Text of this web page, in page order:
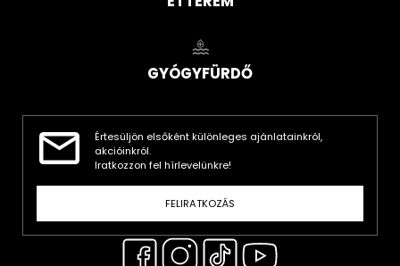
GYÓGYFÜRDŐ
Értesüljön elsőként különleges ajánlatainkról,
akcióinkról.
Iratkozzon fel hírlevelünkre!
FELIRATKOZÁS